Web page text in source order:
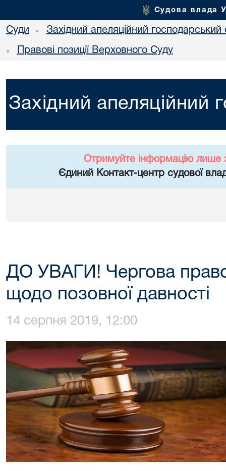
Судова влада
Суди • Західний апеляційний господарський
• Правові позиції Верховного Суду
Західний апеляційний
Отримуйте інформацію лише
Єдиний Контакт-центр судової
ДО УВАГИ! Чергова
щодо позовної давності
14 серпня 2019, 12:00